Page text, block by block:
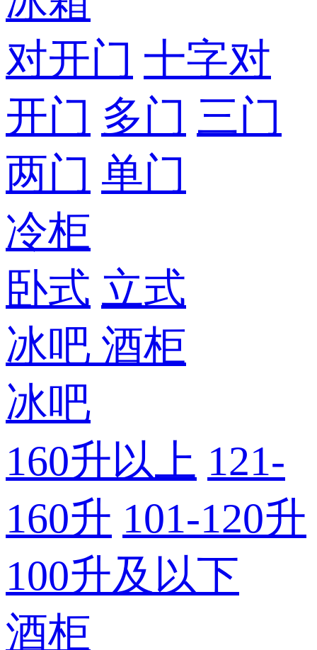
对开门 十字对
开门 多门 三门
两门 单门
冷柜
卧式 立式
冰吧 酒柜
冰吧
160升以上 121-
160升 101-120升
100升及以下
酒柜